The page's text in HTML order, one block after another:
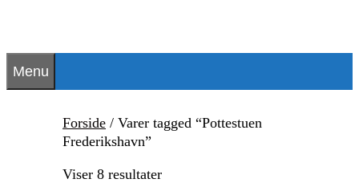
indhold
Menu
Forside / Varer tagged “Pottestuen
Frederikshavn”
Viser 8 resultaterSorted